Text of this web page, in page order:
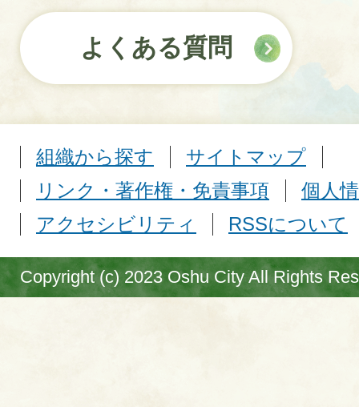
よくある質問
組織から探す
サイトマップ
リンク・著作権・免責事項
個人
アクセシビリティ
RSSについて
Copyright (c) 2023 Oshu City All Rights